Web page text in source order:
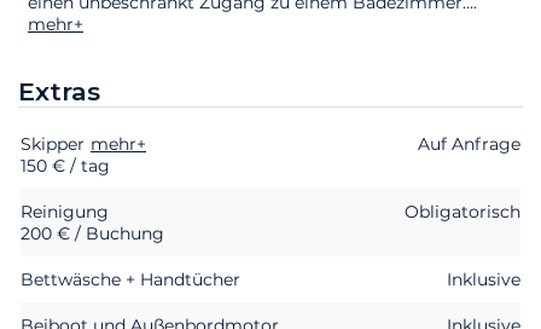
mehr+
Extras
Extras Status Preis
Skipper mehr+
Auf Anfrage
150 € / tag
Reinigung
Obligatorisch
200 € / Buchung
Bettwäsche + Handtücher Inklusive